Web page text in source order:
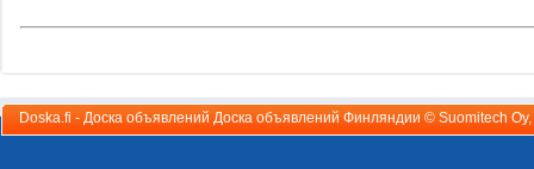
Doska.fi - Доска объявлений Доска объявлений Финляндии © Suomitech Oy